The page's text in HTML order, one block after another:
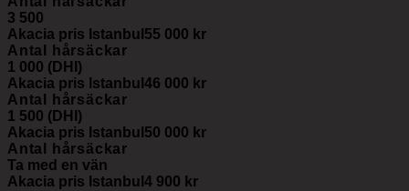
3 500
Akacia pris Istanbul 55 000 kr
Antal hårsäckar
1 000 (DHI)
Akacia pris Istanbul 46 000 kr
Antal hårsäckar
1 500 (DHI)
Akacia pris Istanbul 50 000 kr
Antal hårsäckar
Ta med en vän
Akacia pris Istanbul 4 900 kr